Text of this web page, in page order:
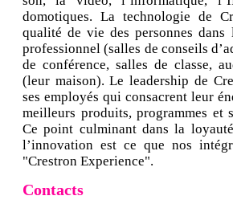
domotiques. La technologie de
qualité de vie des personnes dans
professionnel (salles de conseils
de conférence, salles de classe,
(leur maison). Le leadership de
ses employés qui consacrent leur
meilleurs produits, programmes et
Ce point culminant dans la
l’innovation est ce que nos
"Crestron Experience".
Contacts